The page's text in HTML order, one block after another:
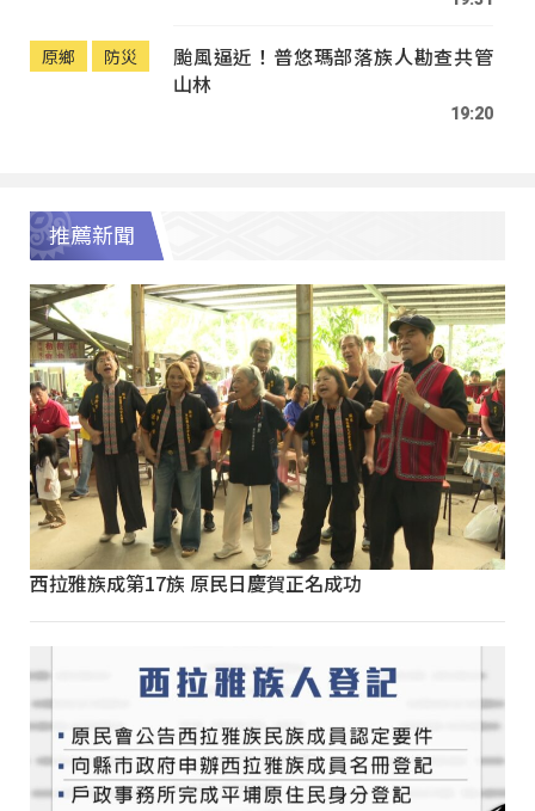
原鄉 防災
颱風逼近！普悠瑪部落族人勘查共管
山林
19:20
推薦新聞
西拉雅族成第17族 原民日慶賀正名成功